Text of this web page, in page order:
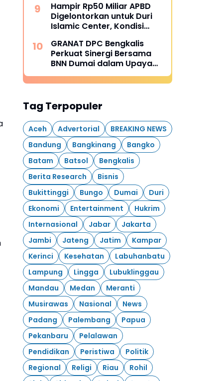
Penyelundup
Hampir Rp50 Miliar APBD
Digelontorkan untuk Duri
Islamic Center, Kondisi
Publik.
GRANAT DPC Bengkalis
Perkuat Sinergi Bersama
BNN Dumai dalam Upaya
Pencegahan Narkotika
Tag Terpopuler
Aceh Advertorial
BREAKING NEWS
Bandung
Bangkinang
Bangko
Batam
Batsol
Bengkalis
Berita Research
Bisnis
Bukittinggi
Bungo Dumai
Duri
Ekonomi
Entertainment
Hukrim
Internasional
Jabar
Jakarta
Jambi
Jateng Jatim
Kampar
Kerinci
Kesehatan
Labuhanbatu
Lampung
Lingga
Lubuklinggau
Mandau
Medan
Meranti
Musirawas
Nasional
News
Padang
Palembang
Papua
Pekanbaru
Pelalawan
Pendidikan
Peristiwa
Politik
Regional
Religi Riau
Rohil